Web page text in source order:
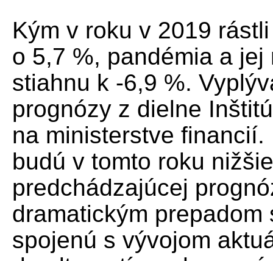
Kým v roku v 2019
o 5,7 %, pandémia a
stiahnu k -6,9 %.
prognózy z dielne
na ministerstve
budú v tomto roku
predchádzajúcej
dramatickým
spojenú s vývojom